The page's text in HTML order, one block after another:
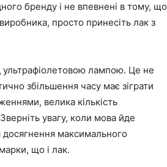
бренду і не впевнені в тому, що
просто принесіть лак з
ультрафіолетовою лампою. Це не
збільшення часу має зіграти
велика кількість
увагу, коли мова йде
максимального
що і лак.